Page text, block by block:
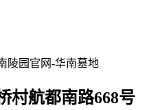
陵园官网-华南墓地
村航都南路668号